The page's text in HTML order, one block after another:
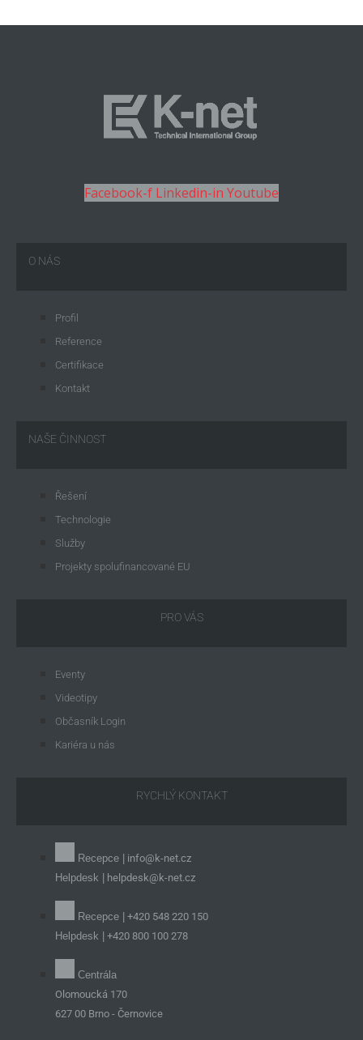
Facebook-f Linkedin-in Youtube
O NÁS
Profil
Reference
Certifikace
Kontakt
NAŠE ČINNOST
Řešení
Technologie
Služby
Projekty spolufinancované EU
PRO VÁS
Eventy
Videotipy
Občasník Login
Kariéra u nás
RYCHLÝ KONTAKT
Recepce |
info@k-net.cz
Helpdesk |
helpdesk@k-net.cz
Recepce |
+420 548 220 150
Helpdesk |
+420 800 100 278
Centrála
Olomoucká 170
627 00 Brno - Černovice